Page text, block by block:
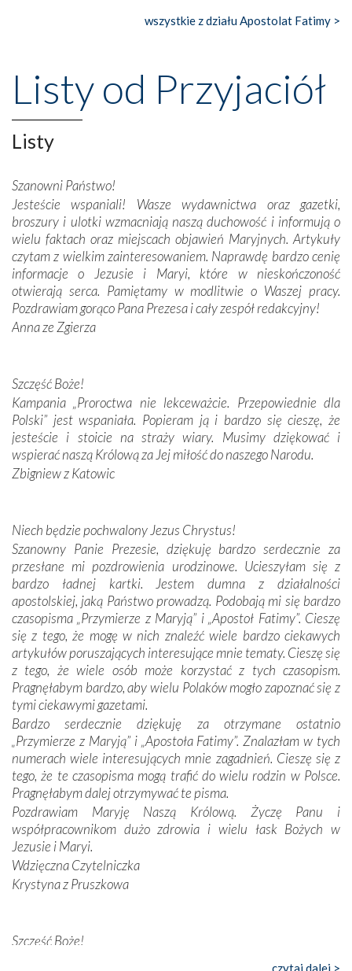
Nasze pielgrzymkowe wyprawy, których celem były
wspaniałe klasztory w miasteczku Alcobaça czy w Batalhi,
Opatrznościową pomoc w wygranej bitwie o
niepodległość kraju. Zachwyt budziła potężna, a zarazem
misterna architektura tych monumentalnych dzieł,
wspaniałe zdobienia, dbałość ich twórców o detale,
połączenie talentów z wytrwałością i pracowitością
Podążyliśmy też śladami fatimskich wizjonerów – Łucji
dos Santos oraz świętych Hiacynty i Franciszka Marto.
Modliliśmy się przy ich grobach. Odprawiliśmy Drogę
Krzyżową w ich rodzinnych stronach, odwiedziliśmy
domy, w których żyli.
W miejscu objawień Matki Bożej zapaliliśmy świece
przywiezione wraz z intencjami powierzonymi nam przez
spotykaliśmy się z serdeczną otwartością
Portugalczyków. Podziwialiśmy ich ludową sztukę i
zwyczaje. Mimo że nasze kraje są od siebie bardzo
oddalone, w żaden sposób nie czuliśmy się obco.
Sprawiła to oczywiście sama Matka Boża, ale też
kulturowa bliskość biorąca swój początek w naszej
mieliśmy okazję przekonać się, że Maryja swoją opieką
otacza nie tylko nasz naród, lecz wszystkie nacje, które
się Jej ufnie oddają, a także każdą osobę, która zawierza
Jej siebie oraz swych bliskich.
Dzieje Portugalii to również historia wierności Bogu i
odstępstw, także w życiu władców. Trudne momenty w
wymiarze tak osobistym, jak i zbiorowym, przypominają o
konieczności ciągłego zabiegania o własną duszę i o łaskę
Opatrzności. Wierność przynosi pomyślność –
przynajmniej w życiu duchowym. Odstępstwo owocuje
nieszczęściem i śmiercią. Te uniwersalne prawdy
przychodziły na myśl, gdy słuchaliśmy opowieści
przewodników o portugalskich monarchach i wodzach,
zwycięskich bitwach i nieszczęśliwych losach grzesznych
kochanków.
Byli tym razem pośród Apostołów Fatimy reprezentanci
każdego spośród żyjących pokoleń. Najmłodszy uczestnik
liczył sobie 13 lat, zaś senior, pan Zdzisław – już 94.
Całe życie marzyłem, by tu przyjechać
rozmowie.
bez obecności duszpasterza – księdza Krzysztofa.
wszystkie z działu Apostolat Fatimy >
Listy od Przyjaciół
Listy
Szanowni Państwo!
Jesteście wspaniali! Wasze wydawnictwa oraz gazetki,
broszury i ulotki wzmacniają naszą duchowość i informują o
wielu faktach oraz miejscach objawień Maryjnych. Artykuły
czytam z wielkim zainteresowaniem. Naprawdę bardzo cenię
informacje o Jezusie i Maryi, które w nieskończoność
otwierają serca. Pamiętamy w modlitwie o Waszej pracy.
Pozdrawiam gorąco Pana Prezesa i cały zespół redakcyjny!
Anna ze Zgierza
Szczęść Boże!
Kampania „Proroctwa nie lekceważcie. Przepowiednie dla
Polski” jest wspaniała. Popieram ją i bardzo się cieszę, że
jesteście i stoicie na straży wiary. Musimy dziękować i
wspierać naszą Królową za Jej miłość do naszego Narodu.
Zbigniew z Katowic
Niech będzie pochwalony Jezus Chrystus!
Szanowny Panie Prezesie, dziękuję bardzo serdecznie za
przesłane mi pozdrowienia urodzinowe. Ucieszyłam się z
bardzo ładnej kartki. Jestem dumna z działalności
apostolskiej, jaką Państwo prowadzą. Podobają mi się bardzo
czasopisma „Przymierze z Maryją” i „Apostoł Fatimy”. Cieszę
się z tego, że mogę w nich znaleźć wiele bardzo ciekawych
artykułów poruszających interesujące mnie tematy. Cieszę się
z tego, że wiele osób może korzystać z tych czasopism.
Pragnęłabym bardzo, aby wielu Polaków mogło zapoznać się z
tymi ciekawymi gazetami.
Bardzo serdecznie dziękuję za otrzymane ostatnio
„Przymierze z Maryją” i „Apostoła Fatimy”. Znalazłam w tych
numerach wiele interesujących mnie zagadnień. Cieszę się z
tego, że te czasopisma mogą trafić do wielu rodzin w Polsce.
Pragnęłabym dalej otrzymywać te pisma.
Pozdrawiam Maryję Naszą Królową. Życzę Panu i
współpracownikom dużo zdrowia i wielu łask Bożych w
Jezusie i Maryi.
Wdzięczna Czytelniczka
Krystyna z Pruszkowa
Szczęść Boże!
Bardzo dziękuję za przysyłanie mi „Przymierza z Maryją”. Jest
czytaj dalej >